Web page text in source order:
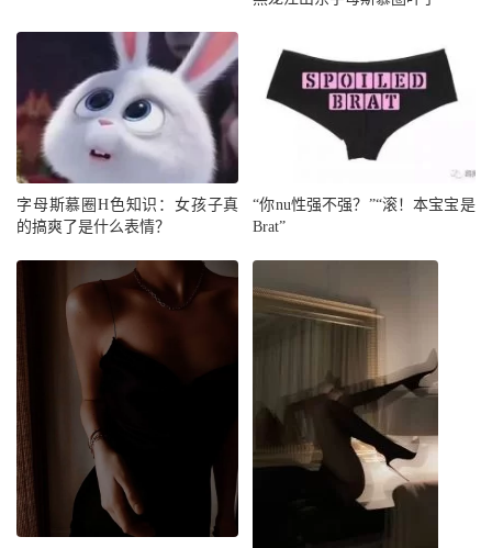
字母斯慕圈H色知识：女孩子真
的搞爽了是什么表情？
“你nu性强不强？”“滚！本宝宝是
Brat”